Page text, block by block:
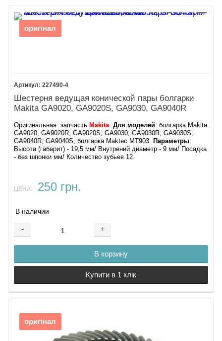
оригінал
227490-4
Шестерня ведущая конической пары болгарки
Makita GA9020, GA9020S, GA9030, GA9040R
Оригинальная запчасть Makita. Для моделей: болгарка Makita
GA9020; GA9020R; GA9020S; GA9030; GA9030R; GA9030S;
GA9040R; GA9040S; болгарка Maktec MT903. Параметры:
Высота (габарит) - 19,5 мм/ Внутрений диаметр - 9 мм/ Посадка
- без шпонки мм/ Количество зубьев 12.
ЦЕНА: 250 грн.
В наличии
- +
В корзину
Купити в 1 клік
оригінал